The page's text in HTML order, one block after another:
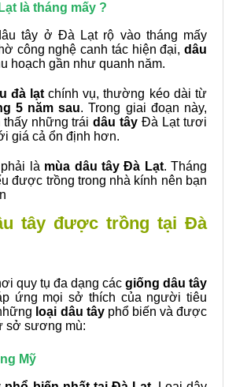
là tháng mấy ?
tây ở Đà Lạt rộ vào tháng mấy
công nghệ canh tác hiện đại, dâu
hoạch gần như quanh năm.
đà lạtchính vụ, thường kéo dài từ
5 năm sau. Trong giai đoạn này,
thấy những tráidâu tây Đà Lạt tươi
giá cả ổn định hơn.
là mùa dâu tây Đà Lạt. Tháng
được trồng trong nhà kính nên bạn
tây được trồng tại Đà
quy tụ đa dạng các giống dâu tây
ứng mọi sở thích của người tiêu
loại dâu tâyphổ biến và được
sở sương mù:
Mỹ